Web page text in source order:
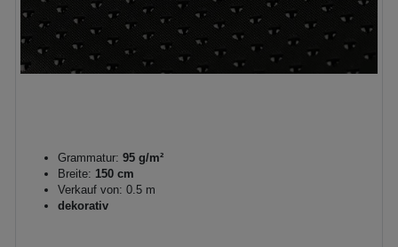
Grammatur: 95 g/m²
Breite: 150 cm
Verkauf von: 0.5 m
dekorativ